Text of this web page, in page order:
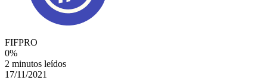
FIFPRO
0%
2 minutos leídos
17/11/2021